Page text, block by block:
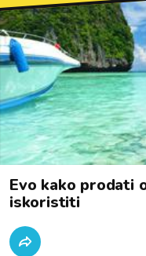
Evo kako prodati
iskoristiti